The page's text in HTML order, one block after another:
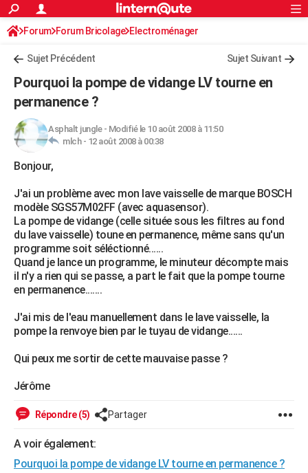
ACTUALITÉS
Politique
Société
Faits Divers
Education
Monde
Villes
+
FINANCE
Retraite
Impôts
Epargne
Immobilier
Risques naturels par ville
Banque
Assurance
Crédit
AUTO
Essais
Réserver un essai
Citadines
Berlines
SUV
Forum auto
HIGH-TECH
Forum
Aménagement intérieur
Extérieur
Cuisine
Salle de bains
Jardinage
Rangement
WEEK-END
Guides de France
Escapades
Patrimoine
Expositions
Musées
Week-end nature
+LIFESTYLE
Art de vivre
Bien-être
Loisirs
Mode
Modes de vie
SANTE
Alimentation
Guide de la santé
Maladies
Médicaments
Sommeil
VOYAGE
Destinations
City break
Voyage nature
Voyage de noces
Forum
Climat
+
GUIDES D'ACHAT
BONS PLANS
CARTE DE VOEUX
Dictionnaire
Biographies
Citations
Expressions
Proverbes
PROGRAMME TV
S'inscrire
Connexion
Forum Forum Bricolage Electroménager
Sujet Précédent Sujet Suivant
Pourquoi la pompe de vidange LV tourne en
permanence ?
Asphalt jungle- Modifié le 10 août 2008 à 11:50
mlch - 12 août 2008 à 00:38
Bonjour,
J'ai un problème avec mon lave vaisselle de marque BOSCH
modèle SGS57M02FF (avec aquasensor).
La pompe de vidange (celle située sous les filtres au fond
du lave vaisselle) toune en permanence, même sans qu'un
programme soit séléctionné......
Quand je lance un programme, le minuteur décompte mais
il n'y a rien qui se passe, a part le fait que la pompe tourne
en permanence.......
J'ai mis de l'eau manuellement dans le lave vaisselle, la
pompe la renvoye bien par le tuyau de vidange......
Qui peux me sortir de cette mauvaise passe ?
Jérôme
Répondre (5) Partager
A voir également:
Pourquoi la pompe de vidange LV tourne en permanence ?